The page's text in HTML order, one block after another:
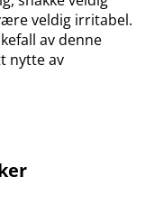
veldig irritabel.
av denne
nytte av